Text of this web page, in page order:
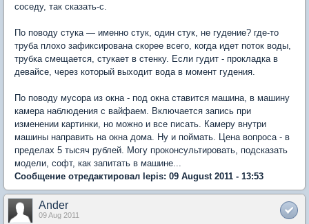
соседу, так сказать-с.
По поводу стука — именно стук, один стук, не гудение? где-то
труба плохо зафиксирована скорее всего, когда идет поток воды,
трубка смещается, стукает в стенку. Если гудит - прокладка в
девайсе, через который выходит вода в момент гудения.
По поводу мусора из окна - под окна ставится машина, в машину
камера наблюдения с вайфаем. Включается запись при
изменении картинки, но можно и все писать. Камеру внутри
машины направить на окна дома. Ну и поймать. Цена вопроса - в
пределах 5 тысяч рублей. Могу проконсультировать, подсказать
модели, софт, как запитать в машине...
Сообщение отредактировал lepis: 09 August 2011 - 13:53
Ander
09 Aug 2011